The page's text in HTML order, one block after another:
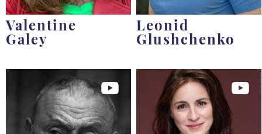
Valentine
Galey
Leonid
Glushchenko